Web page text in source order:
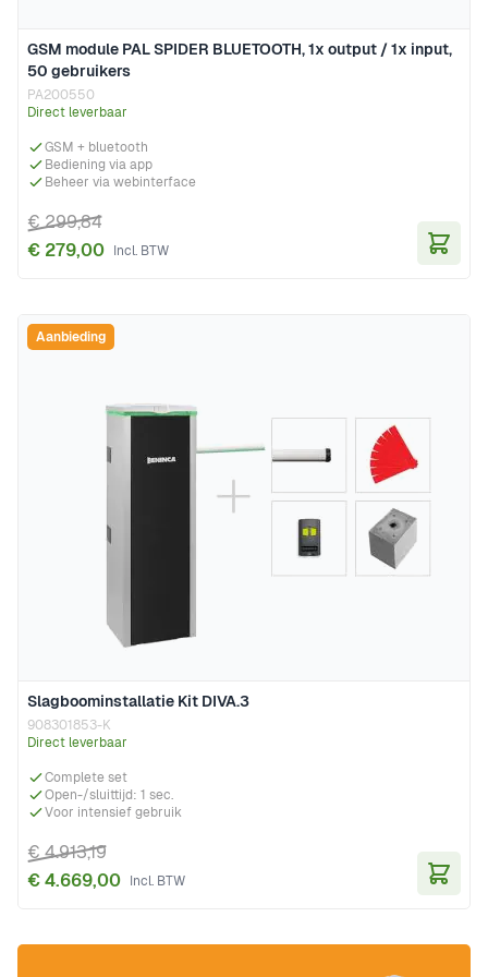
GSM module PAL SPIDER BLUETOOTH, 1x output / 1x input,
50 gebruikers
PA200550
Direct leverbaar
GSM + bluetooth
Bediening via app
Beheer via webinterface
€ 279,00
€ 299,84
Slagboominstallatie Kit DIVA.3
908301853-K
Direct leverbaar
Complete set
Open-/sluittijd: 1 sec.
Voor intensief gebruik
€ 4.669,00
€ 4.913,19
Aanbieding